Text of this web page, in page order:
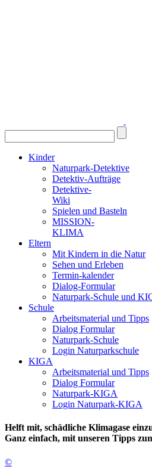
Kinder
Naturpark-Detektive
Detektiv-Aufträge
Detektive-
Wiki
Spielen und Basteln
MISSION-
KLIMA
Eltern
Mit Kindern in die Natur
Sehen und Erleben
Termin-kalender
Dialog-Formular
Naturpark-Schule und
Schule
Arbeitsmaterial und Tipps
Dialog Formular
Naturpark-Schule
Login Naturparkschule
KIGA
Arbeitsmaterial und Tipps
Dialog Formular
Naturpark-KIGA
Login Naturpark-KIGA
Helft mit, schädliche Klimagase
Ganz einfach, mit unseren Tipps
©